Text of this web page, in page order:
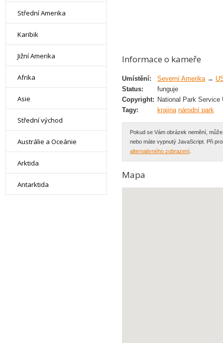
Střední Amerika
Karibik
Jižní Amerika
Afrika
Asie
Střední východ
Austrálie a Oceánie
Arktida
Antarktida
Informace o kameře
Umístění: Severní Amerika→
Status:
funguje
Copyright: National Park
Tagy:
krajina národní park
Pokud se Vám obrázek nemění,
nebo máte vypnutý JavaScript. Při
alternativného zobrazení
Mapa